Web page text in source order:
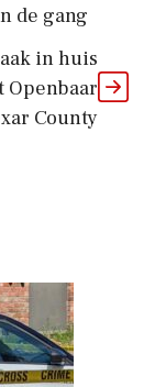
de gang
in huis
Openbaar
County